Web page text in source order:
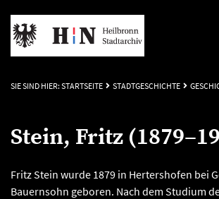
SIE SIND HIER: STARTSEITE STADTGESCHICHTE
Stein, Fritz
Fritz Stein wurde 1879 in Hertershofen bei
Bauernsohn geboren. Nach dem Studium